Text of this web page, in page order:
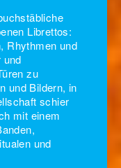
Librettos:
Rhythmen und
und
zu
und Bildern, in
schier
mit einem
und